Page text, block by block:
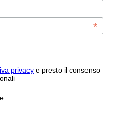
*
privacye presto il consenso